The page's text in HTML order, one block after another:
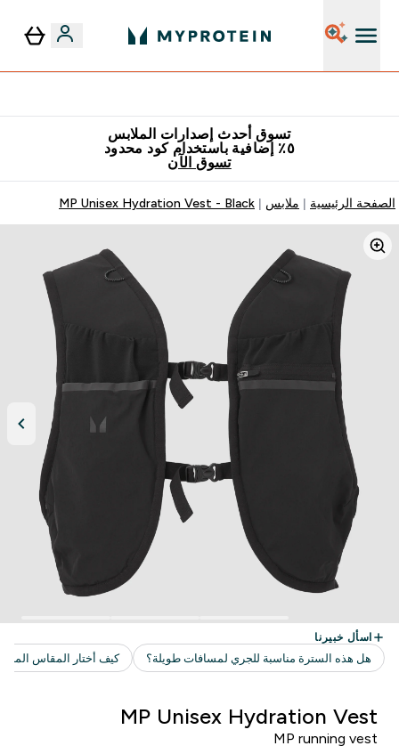
تسوق أحدث إصدارات الملابس
٥٪ إضافية باستخدام كود محدود
تسوق الآن
الصفحة الرئيسية ملابس MP Unisex Hydration Vest - Black
MP Unisex Hydration Vest
MP running vest